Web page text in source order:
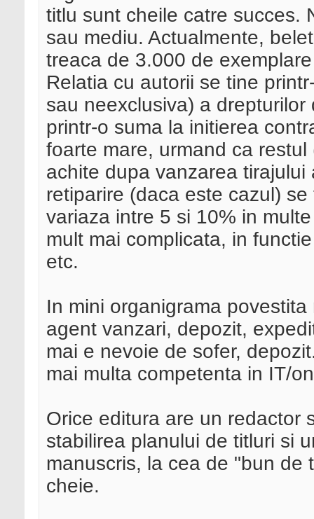
titlu sunt cheile catre succes.
sau mediu. Actualmente,
treaca de 3.000 de
Relatia cu autorii se tine
sau neexclusiva) a
printr-o suma la initierea
foarte mare, urmand ca
achite dupa vanzarea
retiparire (daca este cazul)
variaza intre 5 si 10% in
mult mai complicata, in
etc.
In mini organigrama
agent vanzari, depozit,
mai e nevoie de sofer,
mai multa competenta in IT/
Orice editura are un redactor
stabilirea planului de titluri si
manuscris, la cea de "bun de
cheie.